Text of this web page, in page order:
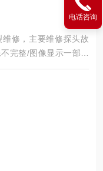
修，主要维修探头故
完整/图像显示一部分
黑屏、重影、缺失、模
外壳爆裂、线套破损、
如：二维转三维电机
电话咨询